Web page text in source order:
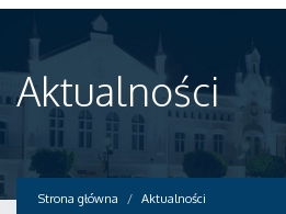
Aktualności
Strona główna Aktualności